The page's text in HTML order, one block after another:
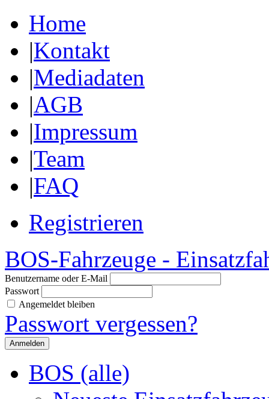
Home
|Kontakt
|Mediadaten
|AGB
|Impressum
|Team
|FAQ
Registrieren
BOS-Fahrzeuge -
Benutzername oder E-Mail
Passwort
Angemeldet bleiben
Passwort vergessen?
BOS (alle)